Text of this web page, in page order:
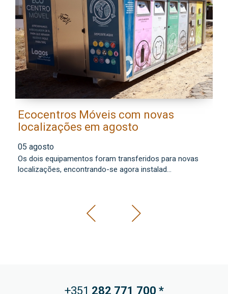
Ecocentros Móveis com novas
localizações em agosto
05 agosto
Os dois equipamentos foram transferidos para novas
localizações, encontrando-se agora instalad...
+351 282 771 700 *